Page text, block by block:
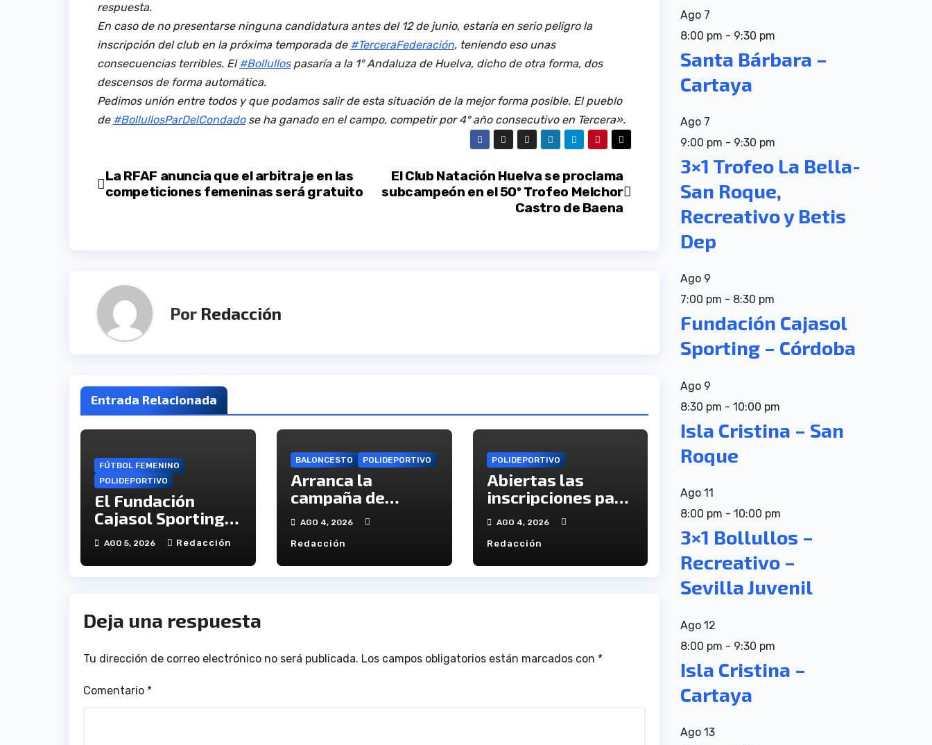
respuesta.
En caso de no presentarse ninguna candidatura antes del 12 de junio, estaría en serio peligro la
inscripción del club en la próxima temporada de #TerceraFederación, teniendo eso unas
consecuencias terribles. El#Bollullospasaría a la 1° Andaluza de Huelva, dicho de otra forma, dos
descensos de forma automática.
Pedimos unión entre todos y que podamos salir de esta situación de la mejor forma posible. El pueblo
de #BollullosParDelCondadose ha ganado en el campo, competir por 4° año consecutivo en Tercera».
Navegación
El Club Natación Huelva se proclama
subcampeón en el 50º Trofeo Melchor
Castro de Baena
La RFAF anuncia que el arbitraje en las
competiciones femeninas será gratuito
Por Redacción
Entrada Relacionada
FÚTBOL FEMENINO
POLIDEPORTIVO
El Fundación
Cajasol Sporting
de Huelva
disputará la Copa
de Andalucía en el
AGO 5, 2026 Redacción
BALONCESTO POLIDEPORTIVO
Arranca la
campaña de
abonados del C.B.
Onuba
AGO 4, 2026
Redacción
POLIDEPORTIVO
Abiertas las
inscripciones para
la `Huelva Verde´
de Onúpolis
AGO 4, 2026
Redacción
Deja una respuesta
Tu dirección de correo electrónico no será publicada. Los campos obligatorios están marcados con *
Comentario *
Ago 7
8:00 pm - 9:30 pm
Santa Bárbara –
Cartaya
Ago 7
9:00 pm - 9:30 pm
3×1 Trofeo La Bella-
San Roque,
Recreativo y Betis
Dep
Ago 9
7:00 pm - 8:30 pm
Fundación Cajasol
Sporting – Córdoba
Ago 9
8:30 pm - 10:00 pm
Isla Cristina – San
Roque
Ago 11
8:00 pm - 10:00 pm
3×1 Bollullos –
Recreativo –
Sevilla Juvenil
Ago 12
8:00 pm - 9:30 pm
Isla Cristina –
Cartaya
Ago 13